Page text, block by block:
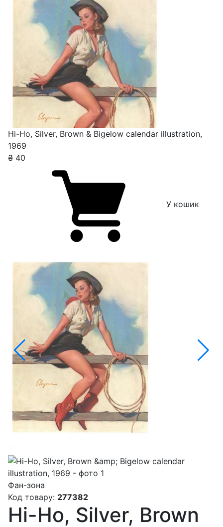
Hi-Ho, Silver, Brown & Bigelow calendar illustration,
1969
₴ 40
У кошик
Фан-зона
Код товару: 277382
Hi-Ho, Silver, Brown